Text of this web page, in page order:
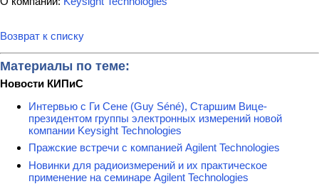
Возврат к списку
Материалы по теме:
Новости КИПиС
Интервью с Ги Сене (Guy Séné), Старшим Вице-
президентом группы электронных измерений новой
компании Keysight Technologies
Пражские встречи с компанией Agilent Technologies
Новинки для радиоизмерений и их практическое
применение на семинаре Agilent Technologies